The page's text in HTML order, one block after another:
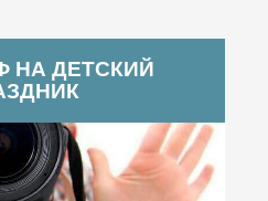
НА ДЕТСКИЙ